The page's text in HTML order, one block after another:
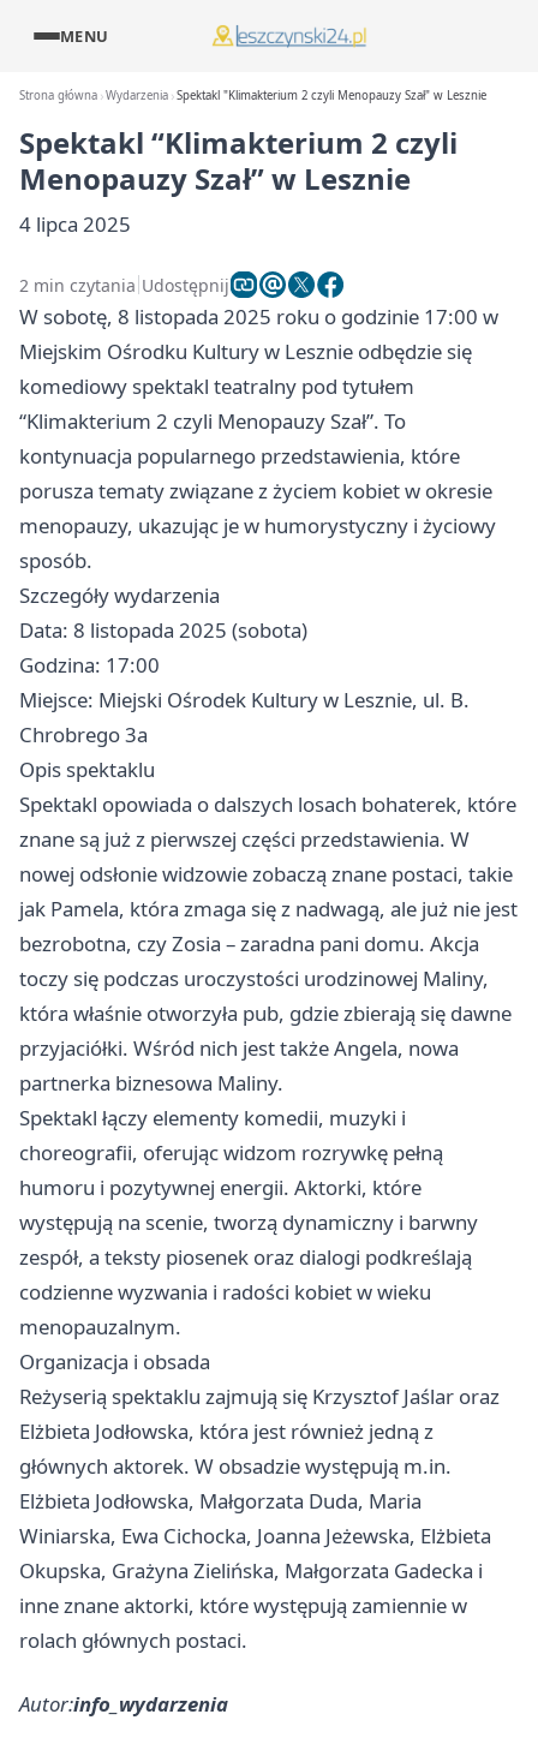
MENU
Strona główna Wydarzenia Spektakl "Klimakterium 2 czyli Menopauzy Szał" w Lesznie
Spektakl “Klimakterium 2 czyli
Menopauzy Szał” w Lesznie
4 lipca 2025
2 min czytania Udostępnij
W sobotę, 8 listopada 2025 roku o godzinie 17:00 w
Miejskim Ośrodku Kultury w Lesznie odbędzie się
komediowy spektakl teatralny pod tytułem
“Klimakterium 2 czyli Menopauzy Szał”. To
kontynuacja popularnego przedstawienia, które
porusza tematy związane z życiem kobiet w okresie
menopauzy, ukazując je w humorystyczny i życiowy
sposób.
Szczegóły wydarzenia
Data: 8 listopada 2025 (sobota)
Godzina: 17:00
Miejsce: Miejski Ośrodek Kultury w Lesznie, ul. B.
Chrobrego 3a
Opis spektaklu
Spektakl opowiada o dalszych losach bohaterek, które
znane są już z pierwszej części przedstawienia. W
nowej odsłonie widzowie zobaczą znane postaci, takie
jak Pamela, która zmaga się z nadwagą, ale już nie jest
bezrobotna, czy Zosia – zaradna pani domu. Akcja
toczy się podczas uroczystości urodzinowej Maliny,
która właśnie otworzyła pub, gdzie zbierają się dawne
przyjaciółki. Wśród nich jest także Angela, nowa
partnerka biznesowa Maliny.
Spektakl łączy elementy komedii, muzyki i
choreografii, oferując widzom rozrywkę pełną
humoru i pozytywnej energii. Aktorki, które
występują na scenie, tworzą dynamiczny i barwny
zespół, a teksty piosenek oraz dialogi podkreślają
codzienne wyzwania i radości kobiet w wieku
menopauzalnym.
Organizacja i obsada
Reżyserią spektaklu zajmują się Krzysztof Jaślar oraz
Elżbieta Jodłowska, która jest również jedną z
głównych aktorek. W obsadzie występują m.in.
Elżbieta Jodłowska, Małgorzata Duda, Maria
Winiarska, Ewa Cichocka, Joanna Jeżewska, Elżbieta
Okupska, Grażyna Zielińska, Małgorzata Gadecka i
inne znane aktorki, które występują zamiennie w
rolach głównych postaci.
Autor:info_wydarzenia